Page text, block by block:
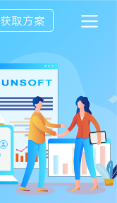
获取方案